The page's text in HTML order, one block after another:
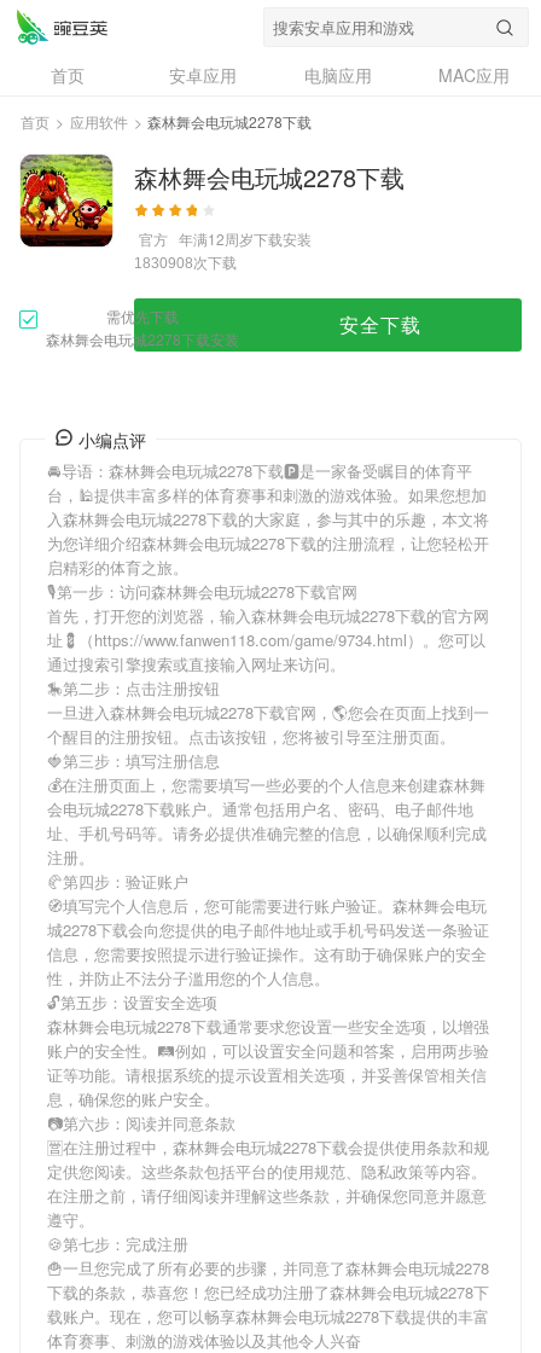
首页 安卓应用 电脑应用
MAC应用
资讯
专题
问答
首页 > 应用软件 > 森林舞会电玩城2278下载
森林舞会电玩城2278下载
官方 年满12周岁下载安装
1830908次下载
需优先下载
森林舞会电玩城2278下载安装
安全下载
小编点评
🚘导语： 森林舞会电玩城2278下载🅿是一家备受瞩目的体育平
台，🕌提供丰富多样的体育赛事和刺激的游戏体验。如果您想加
入森林舞会电玩城2278下载的大家庭，参与其中的乐趣，本文将
为您详细介绍森林舞会电玩城2278下载的注册流程，让您轻松开
启精彩的体育之旅。
🎙第一步：访问森林舞会电玩城2278下载官网
首先，打开您的浏览器，输入森林舞会电玩城2278下载的官方网
址💈（https://www.fanwen118.com/game/9734.html）。您可以
通过搜索引擎搜索或直接输入网址来访问。
🎠第二步：点击注册按钮
一旦进入森林舞会电玩城2278下载官网，🌎您会在页面上找到一
个醒目的注册按钮。点击该按钮，您将被引导至注册页面。
🍓第三步：填写注册信息
💰在注册页面上，您需要填写一些必要的个人信息来创建森林舞
会电玩城2278下载账户。通常包括用户名、密码、电子邮件地
址、手机号码等。请务必提供准确完整的信息，以确保顺利完成
注册。
🥐第四步：验证账户
🧭填写完个人信息后，您可能需要进行账户验证。 森林舞会电玩
城2278下载会向您提供的电子邮件地址或手机号码发送一条验证
信息，您需要按照提示进行验证操作。这有助于确保账户的安全
性，并防止不法分子滥用您的个人信息。
🔓第五步：设置安全选项
森林舞会电玩城2278下载通常要求您设置一些安全选项，以增强
账户的安全性。🛤例如，可以设置安全问题和答案，启用两步验
证等功能。请根据系统的提示设置相关选项，并妥善保管相关信
息，确保您的账户安全。
📷第六步：阅读并同意条款
🈺在注册过程中， 森林舞会电玩城2278下载会提供使用条款和规
定供您阅读。这些条款包括平台的使用规范、隐私政策等内容。
在注册之前，请仔细阅读并理解这些条款，并确保您同意并愿意
遵守。
🍪第七步：完成注册
🍟一旦您完成了所有必要的步骤，并同意了森林舞会电玩城2278
下载的条款，恭喜您！您已经成功注册了森林舞会电玩城2278下
载账户。现在，您可以畅享森林舞会电玩城2278下载提供的丰富
体育赛事、刺激的游戏体验以及其他令人兴奋